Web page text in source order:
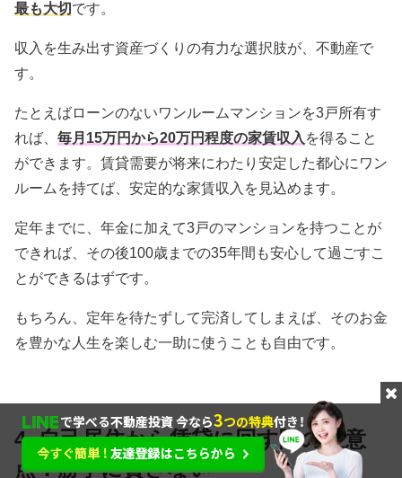
最も大切 です。
収入を生み出す資産づくりの有力な選択肢が、不動産で
す。
たとえばローンのないワンルームマンションを3戸所有す
れば、 毎月15万円から20万円程度の家賃収入 を得ること
ができます。賃貸需要が将来にわたり安定した都心にワン
ルームを持てば、安定的な家賃収入を見込めます。
定年までに、年金に加えて3戸のマンションを持つことが
できれば、その後100歳までの35年間も安心して過ごすこ
とができるはずです。
もちろん、定年を待たずして完済してしまえば、そのお金
を豊かな人生を楽しむ一助に使うことも自由です。
4. 自己居住から賃貸に回す際の注意
点：勝手に貸さない